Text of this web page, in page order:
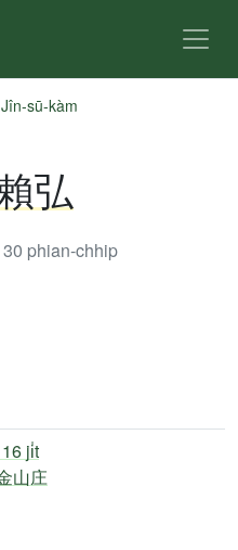
Jîn-sū-kàm
弘
phian-chhip
ji̍t
山庄